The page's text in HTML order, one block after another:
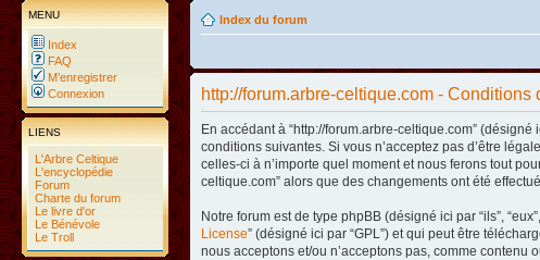
MENU
Index
FAQ
M’enregistrer
Connexion
LIENS
L'Arbre Celtique
L'encyclopédie
Forum
Charte du forum
Le livre d'or
Le Bénévole
Le Troll
Index du forum
http://forum.arbre-celtique.com - Conditions
En accédant à “http://forum.arbre-celtique.com” (désigné
conditions suivantes. Si vous n’acceptez pas d’être
celles-ci à n’importe quel moment et nous ferons tout
celtique.com” alors que des changements ont été
Notre forum est de type phpBB (désigné ici par “ils”,
License” (désigné ici par “GPL”) et qui peut être
nous acceptons et/ou n’acceptons pas, comme